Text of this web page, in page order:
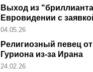
Выход из
Евровидении с
04.05.26
Религиозный певец
Гуриона из-за Ирана
24.02.26